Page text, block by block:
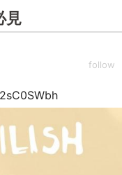
見
follow